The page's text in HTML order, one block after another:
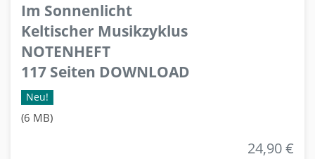
Im Sonnenlicht
Keltischer Musikzyklus
NOTENHEFT
117 Seiten DOWNLOAD
Neu!
(6 MB)
24,90 €